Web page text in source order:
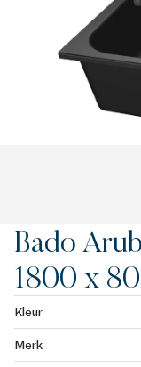
Bado
1800 x
Kleur
Merk